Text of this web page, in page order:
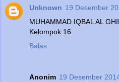
Unknown 19 Desember
MUHAMMAD IQBAL AL
Kelompok 16
Balas
Anonim 19 Desember